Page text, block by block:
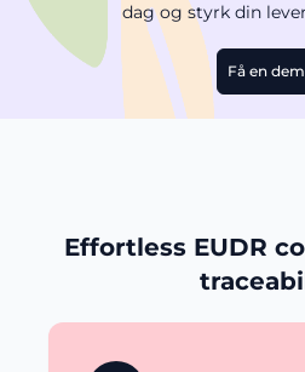
dag og styrk din
Få en
Effortless EUDR